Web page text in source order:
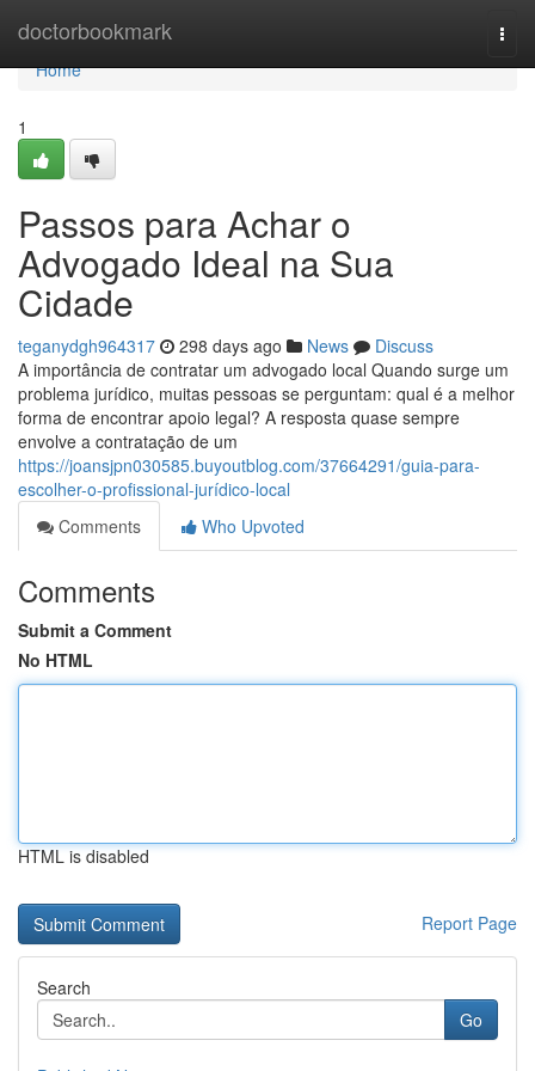
doctorbookmark
Home
Home
1
Passos para Achar o
Advogado Ideal na Sua
Cidade
teganydgh964317 298 days ago News
Discuss
A importância de contratar um advogado local Quando surge um
problema jurídico, muitas pessoas se perguntam: qual é a melhor
forma de encontrar apoio legal? A resposta quase sempre
envolve a contratação de um
https://joansjpn030585.buyoutblog.com/37664291/guia-para-
escolher-o-profissional-jurídico-local
Comments
Who Upvoted
Comments
Submit a Comment
No HTML
HTML is disabled
Report Page
Search
Go